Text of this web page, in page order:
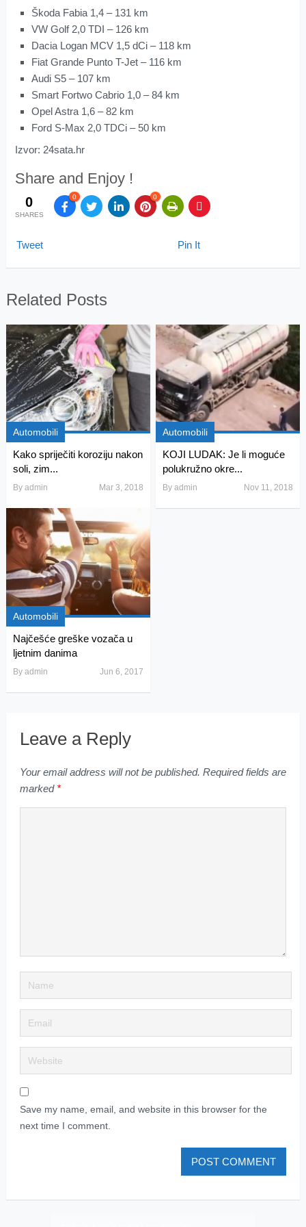
Škoda Fabia 1,4 – 131 km
VW Golf 2,0 TDI – 126 km
Dacia Logan MCV 1,5 dCi – 118 km
Fiat Grande Punto T-Jet – 116 km
Audi S5 – 107 km
Smart Fortwo Cabrio 1,0 – 84 km
Opel Astra 1,6 – 82 km
Ford S-Max 2,0 TDCi – 50 km
Izvor: 24sata.hr
Share and Enjoy !
0
SHARES
0 0
Tweet Pin It
Related Posts
Automobili
Kako spriječiti koroziju nakon
soli, zim...
By admin Mar 3, 2018
Automobili
KOJI LUDAK: Je li moguće
polukružno okre...
Byadmin Nov 11, 2018
Automobili
Najčešće greške vozača u
ljetnim danima
By admin Jun 6, 2017
Leave a Reply
Your email address will not be published. Required fields are
marked *
Save my name, email, and website in this browser for the
next time I comment.